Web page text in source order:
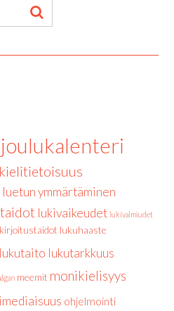
joulukalenteri
kielitietoisuus
luetun ymmärtäminen
lukivaikeudet lukivalmiudet
lukuhaaste
lukutaito lukutarkkuus
meemit monikielisyys
ohjelmointi